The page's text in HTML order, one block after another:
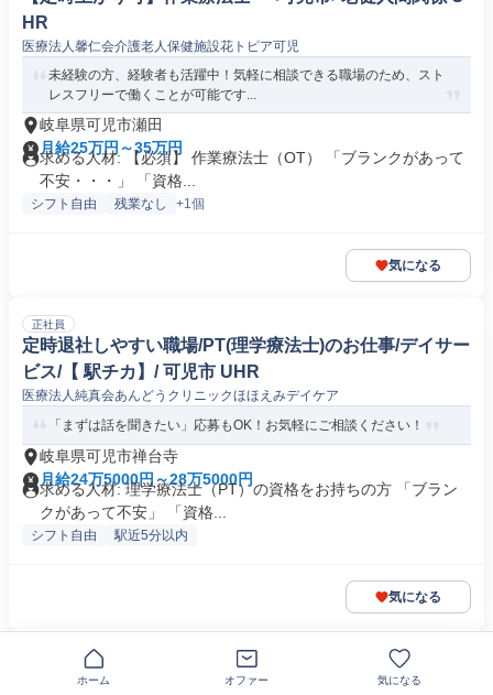
HR
医療法人馨仁会介護老人保健施設花トピア可児
未経験の方、経験者も活躍中！気軽に相談できる職場のため、スト
レスフリーで働くことが可能です...
岐阜県可児市瀬田
月給25万円～35万円
求める人材: 【必須】 作業療法士（OT） 「ブランクがあって
不安・・・」 「資格...
シフト自由 残業なし +1個
気になる
正社員
定時退社しやすい職場/PT(理学療法士)のお仕事/デイサー
ビス/【 駅チカ】/ 可児市 UHR
医療法人純真会あんどうクリニックほほえみデイケア
「まずは話を聞きたい」応募もOK！お気軽にご相談ください！
岐阜県可児市禅台寺
月給24万5000円～28万5000円
求める人材: 理学療法士（PT）の資格をお持ちの方 「ブラン
クがあって不安」 「資格...
シフト自由 駅近5分以内
気になる
有給休暇が取りやすい/理学療法士のお仕事/デイ/【学べ
ホーム オファー 気になる